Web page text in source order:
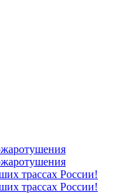
трассах России!
трассах России!